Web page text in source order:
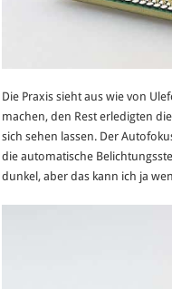
Die Praxis sieht aus wie von
machen, den Rest erledigten
sich sehen lassen. Der
die automatische
dunkel, aber das kann ich ja